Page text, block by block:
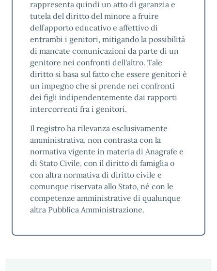
rappresenta quindi un atto di garanzia e
tutela del diritto del minore a fruire
dell’apporto educativo e affettivo di
entrambi i genitori, mitigando la possibilità
di mancate comunicazioni da parte di un
genitore nei confronti dell'altro. Tale
diritto si basa sul fatto che essere genitori è
un impegno che si prende nei confronti
dei figli indipendentemente dai rapporti
intercorrenti fra i genitori.
Il registro ha rilevanza esclusivamente
amministrativa, non contrasta con la
normativa vigente in materia di Anagrafe e
di Stato Civile, con il diritto di famiglia o
con altra normativa di diritto civile e
comunque riservata allo Stato, né con le
competenze amministrative di qualunque
altra Pubblica Amministrazione.